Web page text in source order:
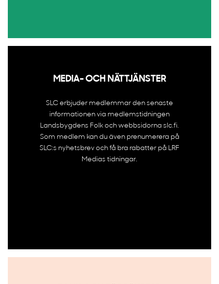
MEDIA- OCH NÄTTJÄNSTER
SLC erbjuder medlemmar den senaste
informationen via medlemstidningen
Landsbygdens Folk och webbsidorna slc.fi.
Som medlem kan du även prenumerera på
SLC:s nyhetsbrev och få bra rabatter på LRF
Medias tidningar.